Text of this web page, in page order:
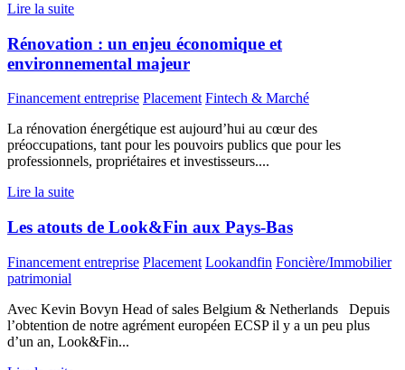
Lire la suite
Rénovation : un enjeu économique et
environnemental majeur
Financement entreprise Placement Fintech & Marché
La rénovation énergétique est aujourd’hui au cœur des
préoccupations, tant pour les pouvoirs publics que pour les
professionnels, propriétaires et investisseurs....
Lire la suite
Les atouts de Look&Fin aux Pays-Bas
Financement entreprise Placement Lookandfin Foncière/Immobilier
patrimonial
Avec Kevin Bovyn Head of sales Belgium & Netherlands Depuis
l’obtention de notre agrément européen ECSP il y a un peu plus
d’un an, Look&Fin...